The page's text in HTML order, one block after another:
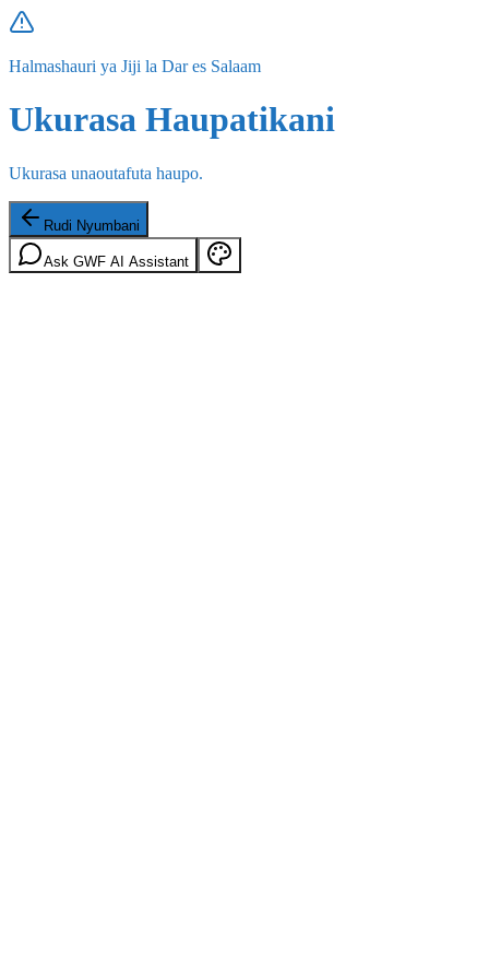
Halmashauri ya Jiji la Dar es Salaam
Ukurasa Haupatikani
Ukurasa unaoutafuta haupo.
Rudi Nyumbani
Ask GWF AI Assistant